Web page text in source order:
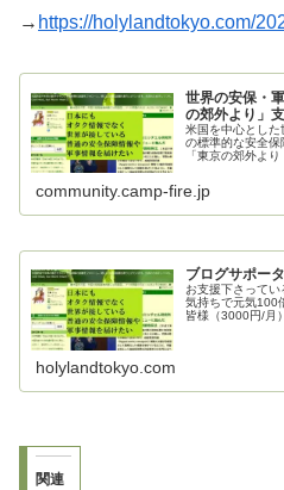
→ https://holylandtokyo.com/
世界の安保・
の郊外より」
米国を中心とし
の標準的な安全
「東京の郊外よ
community.camp-fire.jp
ブログサポー
お支援下さって
気持ちで元気100
皆様（3000円/月
holylandtokyo.com
関連